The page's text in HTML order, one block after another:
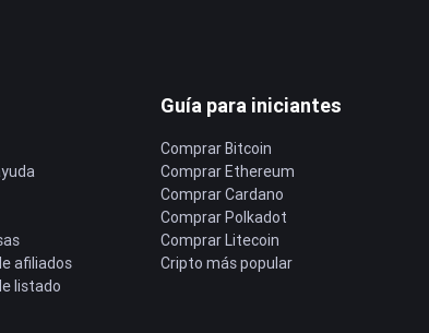
afiliados
listado
Guía para iniciantes
Comprar Bitcoin
Comprar Ethereum
Comprar Cardano
Comprar Polkadot
Comprar Litecoin
Cripto más popular